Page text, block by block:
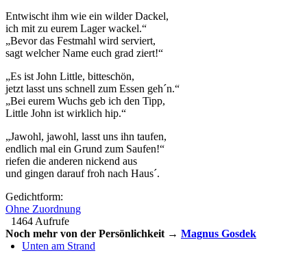
Entwischt ihm wie ein wilder Dackel,
ich mit zu eurem Lager wackel.“
„Bevor das Festmahl wird serviert,
sagt welcher Name euch grad ziert!“
„Es ist John Little, bitteschön,
jetzt lasst uns schnell zum Essen geh´n.“
„Bei eurem Wuchs geb ich den Tipp,
Little John ist wirklich hip.“
„Jawohl, jawohl, lasst uns ihn taufen,
endlich mal ein Grund zum Saufen!“
riefen die anderen nickend aus
und gingen darauf froh nach Haus´.
Gedichtform:
Ohne Zuordnung
1464 Aufrufe
Noch mehr von der Persönlichkeit → Magnus Gosdek
Unten am Strand